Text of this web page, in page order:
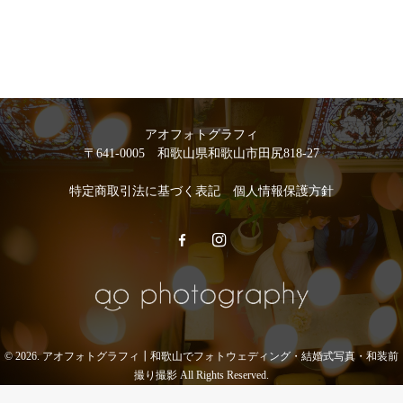
アオフォトグラフィ
〒641-0005 和歌山県和歌山市田尻818-27
特定商取引法に基づく表記 個人情報保護方針
© 2026. アオフォトグラフィ┃和歌山でフォトウェディング・結婚式写真・和装前
撮り撮影 All Rights Reserved.